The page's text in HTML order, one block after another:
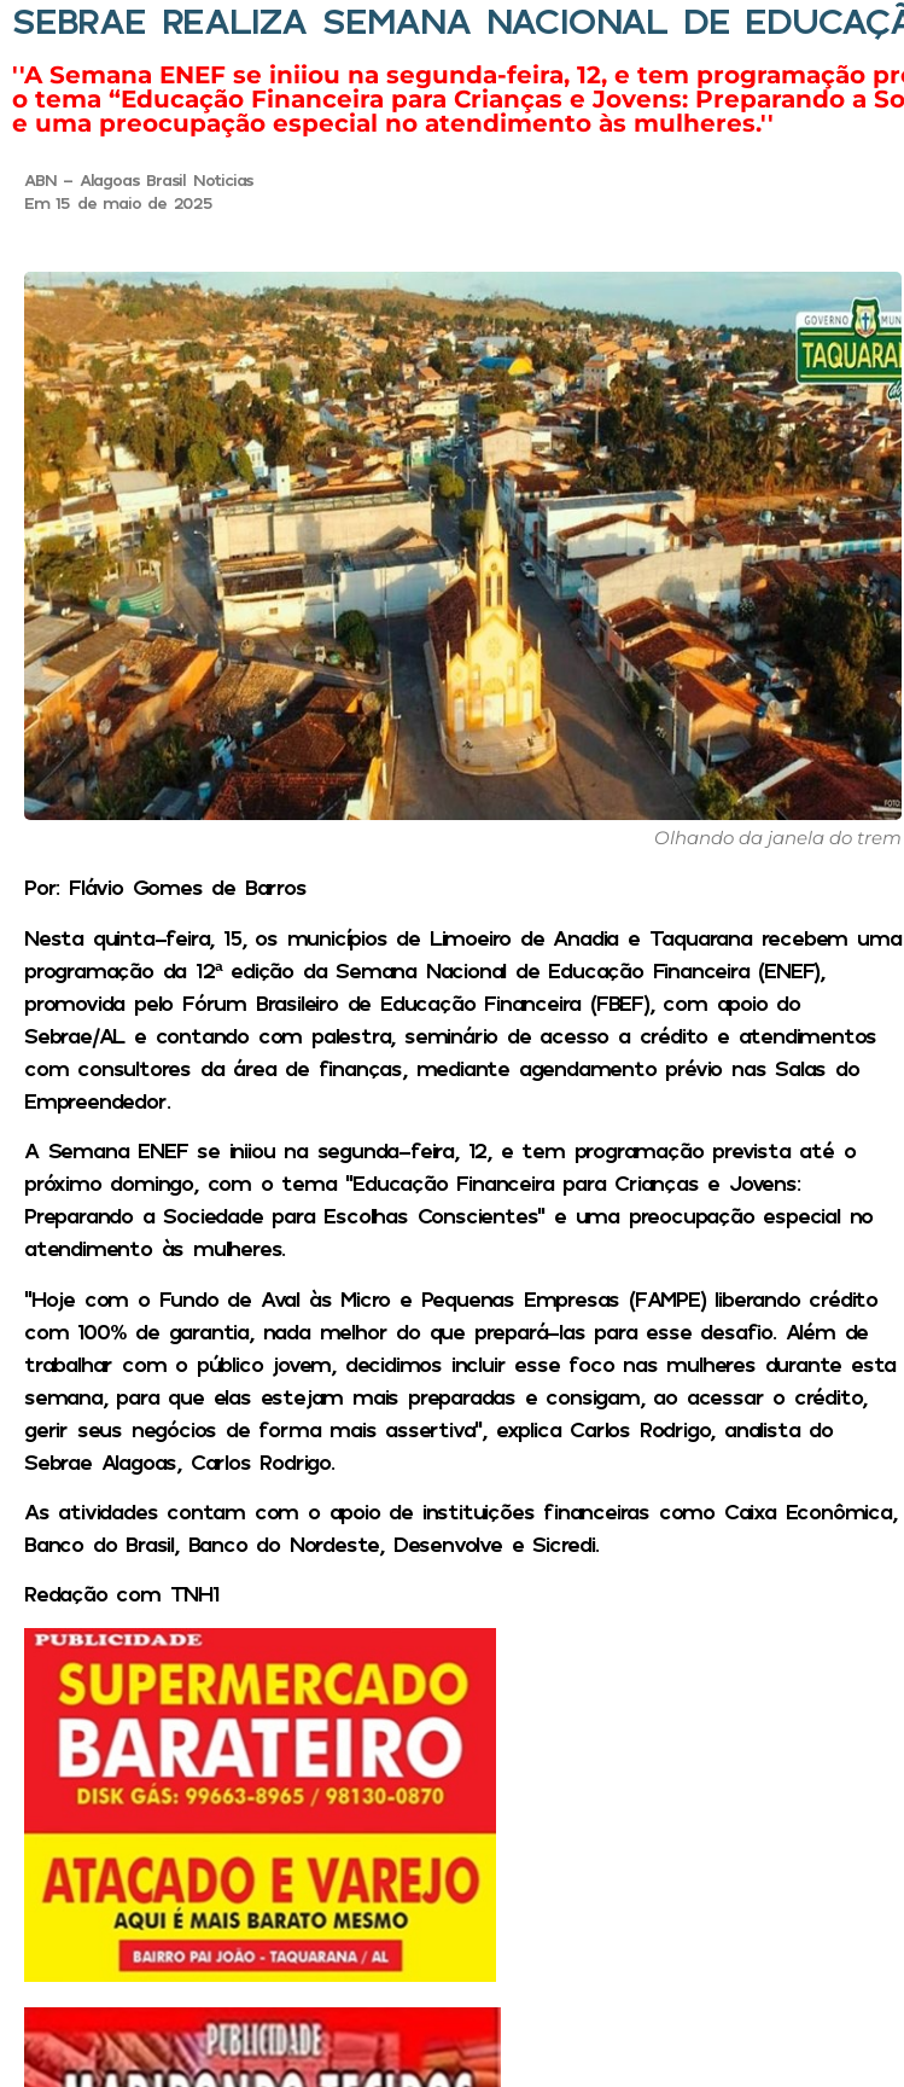
SEBRAE REALIZA SEMANA NACIONAL DE
''A Semana ENEF se iniiou na segunda-feira, 12, e tem programação
o tema “Educação Financeira para Crianças e Jovens: Preparando a
e uma preocupação especial no atendimento às mulheres.''
ABN - Alagoas Brasil Noticias
Em 15 de maio de 2025
Olhando da janela do trem
Por: Flávio Gomes de Barros
Nesta quinta-feira, 15, os municípios de Limoeiro de Anadia e Taquarana recebem uma
programação da 12ª edição da Semana Nacional de Educação Financeira (ENEF),
promovida pelo Fórum Brasileiro de Educação Financeira (FBEF), com apoio do
Sebrae/AL e contando com palestra, seminário de acesso a crédito e atendimentos
com consultores da área de finanças, mediante agendamento prévio nas Salas do
Empreendedor.
A Semana ENEF se iniiou na segunda-feira, 12, e tem programação prevista até o
próximo domingo, com o tema “Educação Financeira para Crianças e Jovens:
Preparando a Sociedade para Escolhas Conscientes” e uma preocupação especial no
atendimento às mulheres.
“Hoje com o Fundo de Aval às Micro e Pequenas Empresas (FAMPE) liberando crédito
com 100% de garantia, nada melhor do que prepará-las para esse desafio. Além de
trabalhar com o público jovem, decidimos incluir esse foco nas mulheres durante esta
semana, para que elas estejam mais preparadas e consigam, ao acessar o crédito,
gerir seus negócios de forma mais assertiva”, explica Carlos Rodrigo, analista do
Sebrae Alagoas, Carlos Rodrigo.
As atividades contam com o apoio de instituições financeiras como Caixa Econômica,
Banco do Brasil, Banco do Nordeste, Desenvolve e Sicredi.
Redação com TNH1